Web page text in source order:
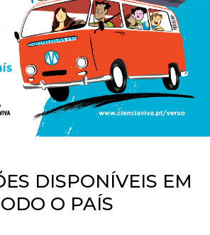
DISPONÍVEIS EM
O PAÍS